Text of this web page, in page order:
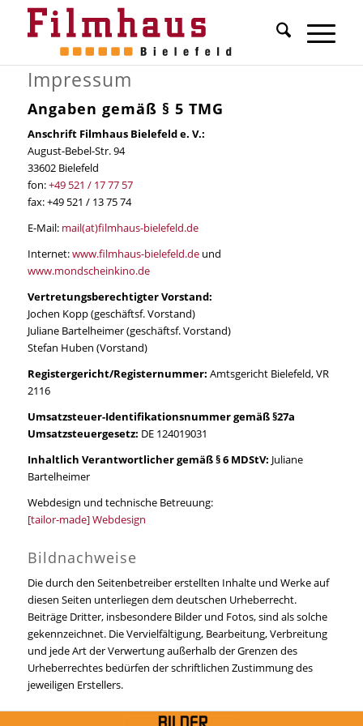
Impressum
Angaben gemäß § 5 TMG
Anschrift Filmhaus Bielefeld e. V.:
August-Bebel-Str. 94
33602 Bielefeld
fon:+49 521 / 17 77 57
fax: +49 521 / 13 75 74
E-Mail: mail(at)filmhaus-bielefeld.de
Internet:www.filmhaus-bielefeld.deund
www.mondscheinkino.de
Vertretungsberechtigter Vorstand:
Jochen Kopp (geschäftsf. Vorstand)
Juliane Bartelheimer (geschäftsf. Vorstand)
Stefan Huben (Vorstand)
Registergericht/Registernummer: Amtsgericht Bielefeld, VR
2116
Umsatzsteuer-Identifikationsnummer gemäß §27a
Umsatzsteuergesetz: DE 124019031
Inhaltlich Verantwortlicher gemäß § 6 MDStV: Juliane
Bartelheimer
Webdesign und technische Betreuung:
[tailor-made] Webdesign
Bildnachweise
Die durch den Seitenbetreiber erstellten Inhalte und Werke auf
diesen Seiten unterliegen dem deutschen Urheberrecht.
Beiträge Dritter, insbesondere Bilder und Fotos, sind als solche
gekennzeichnet. Die Vervielfältigung, Bearbeitung, Verbreitung
und jede Art der Verwertung außerhalb der Grenzen des
Urheberrechtes bedürfen der schriftlichen Zustimmung des
jeweiligen Erstellers.